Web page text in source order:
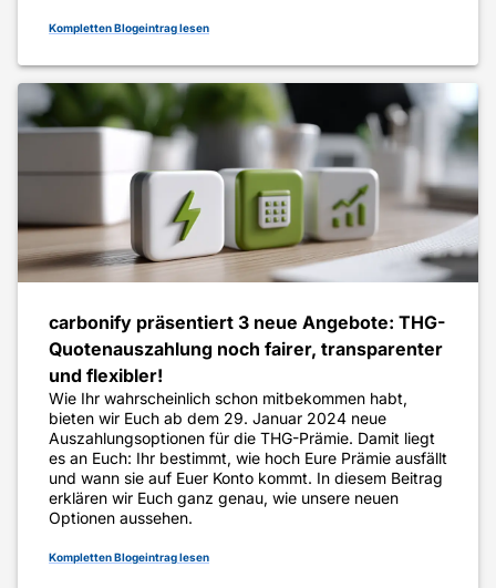
Kompletten Blogeintrag lesen
carbonify präsentiert 3 neue Angebote: THG-
Quotenauszahlung noch fairer, transparenter
und flexibler!
Wie Ihr wahrscheinlich schon mitbekommen habt,
bieten wir Euch ab dem 29. Januar 2024 neue
Auszahlungsoptionen für die THG-Prämie. Damit liegt
es an Euch: Ihr bestimmt, wie hoch Eure Prämie ausfällt
und wann sie auf Euer Konto kommt. In diesem Beitrag
erklären wir Euch ganz genau, wie unsere neuen
Optionen aussehen.
Kompletten Blogeintrag lesen